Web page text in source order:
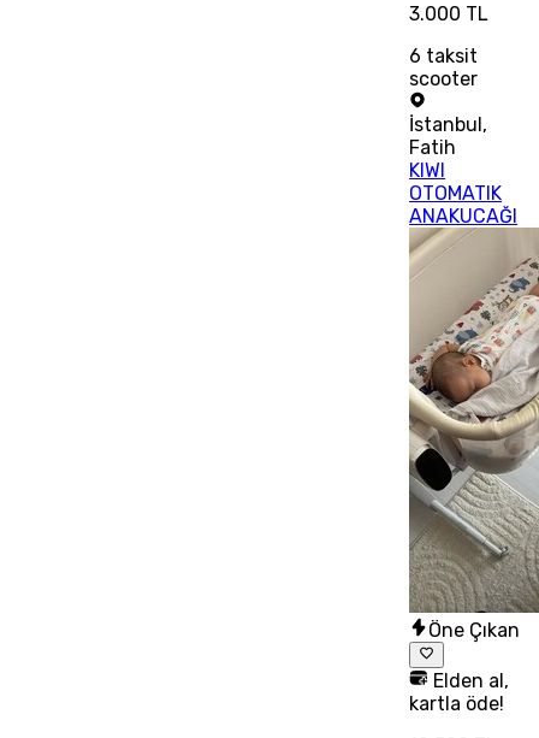
3.000 TL
6 taksit
scooter
İstanbul,
Fatih
KIWI
OTOMATIK
ANAKUCAĞI
Öne Çıkan
Elden al,
kartla öde!